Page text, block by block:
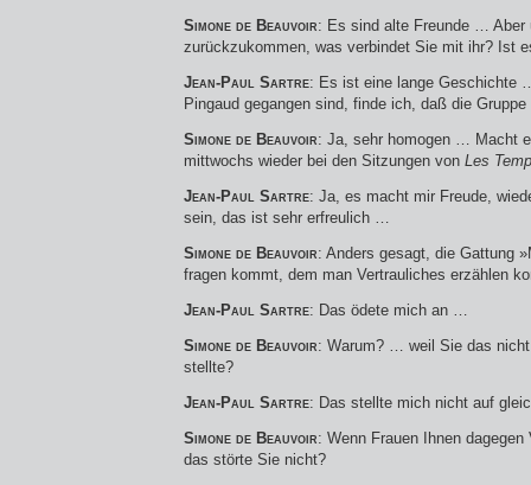
Simone de Beauvoir: Es sind alte Freunde … Aber
zurückzukommen, was verbindet Sie mit ihr? Ist
Jean-Paul Sartre: Es ist eine lange Geschichte
Pingaud gegangen sind, finde ich, daß die
Simone de Beauvoir: Ja, sehr homogen … Macht
mittwochs wieder bei den Sitzungen von Les
Jean-Paul Sartre: Ja, es macht mir Freude,
sein, das ist sehr erfreulich …
Simone de Beauvoir: Anders gesagt, die Gattung
fragen kommt, dem man Vertrauliches erzählen
Jean-Paul Sartre: Das ödete mich an …
Simone de Beauvoir: Warum? … weil Sie das
stellte?
Jean-Paul Sartre: Das stellte mich nicht auf
Simone de Beauvoir: Wenn Frauen Ihnen
das störte Sie nicht?